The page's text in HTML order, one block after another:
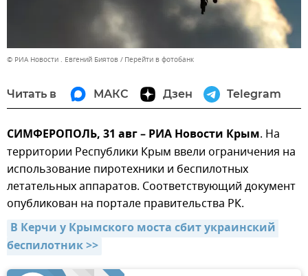
© РИА Новости . Евгений Биятов Перейти в фотобанк
Читать в МАКС Дзен Telegram
СИМФЕРОПОЛЬ, 31 авг – РИА Новости Крым. На
территории Республики Крым ввели ограничения на
использование пиротехники и беспилотных
летательных аппаратов. Соответствующий документ
опубликован на портале правительства РК.
В Керчи у Крымского моста сбит украинский
беспилотник >>